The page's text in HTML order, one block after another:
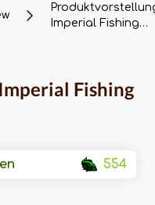
Imperial Fishing
Fishing
554